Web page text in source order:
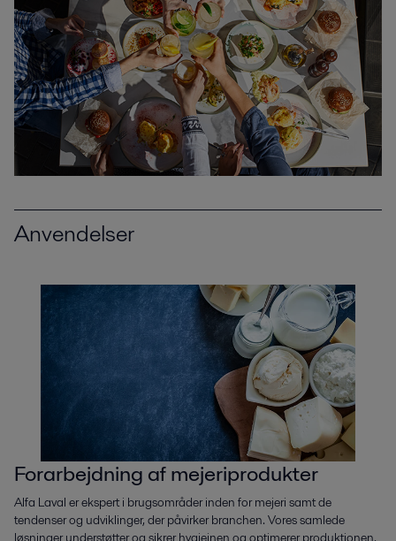
Anvendelser
Forarbejdning af mejeriprodukter
Alfa Laval er ekspert i brugsområder inden for mejeri samt de
tendenser og udviklinger, der påvirker branchen. Vores samlede
løsninger understøtter og sikrer hygiejnen og optimerer produktionen.